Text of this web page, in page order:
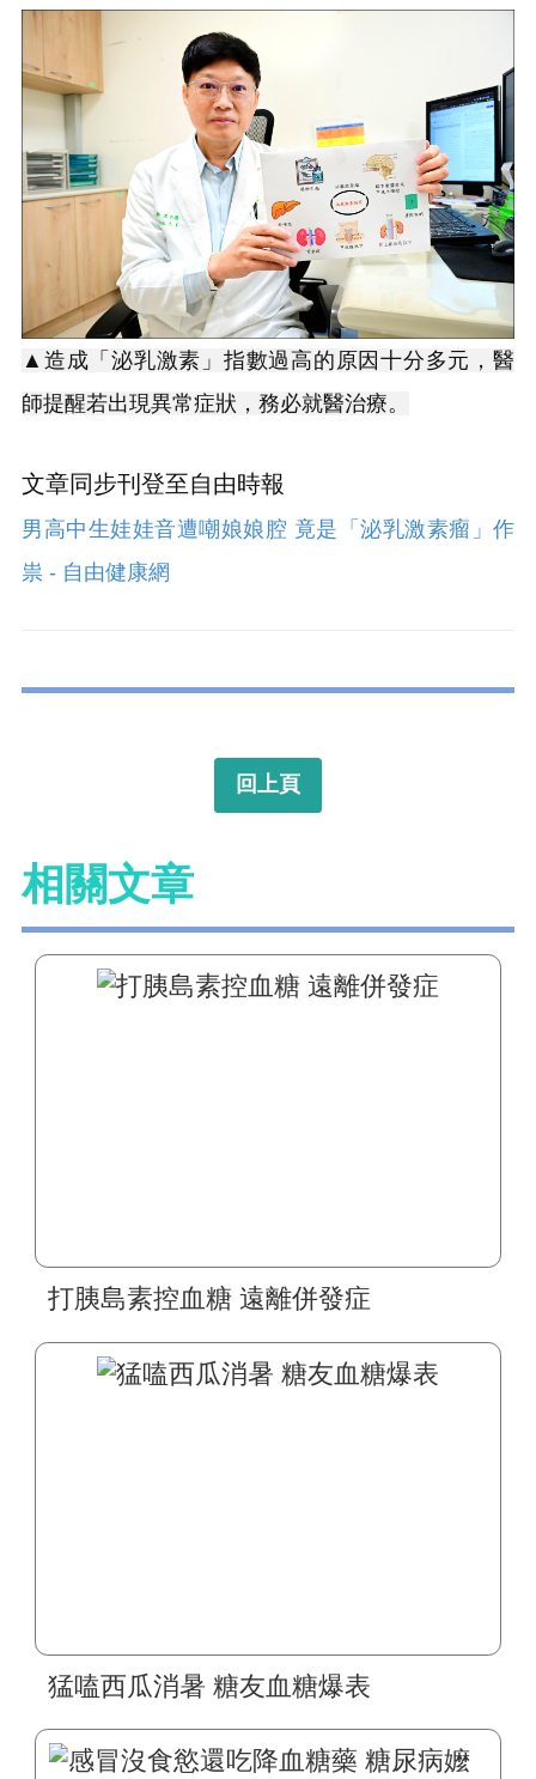
▲造成「泌乳激素」指數過高的原因十分多元，醫
師提醒若出現異常症狀，務必就醫治療。
文章同步刊登至自由時報
男高中生娃娃音遭嘲娘娘腔 竟是「泌乳激素瘤」作
祟 - 自由健康網
回上頁
相關文章
打胰島素控血糖 遠離併發症
猛嗑西瓜消暑 糖友血糖爆表